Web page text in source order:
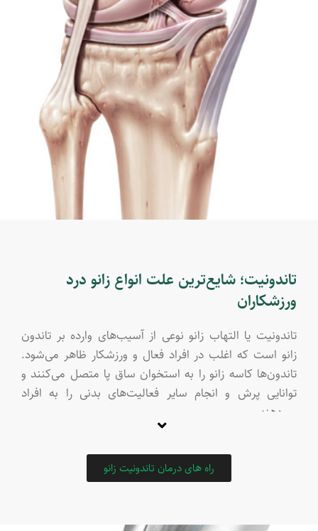
تاندونیت؛ شایع‌ترین علت انواع زانو درد
ورزشکاران
تاندونیت یا التهاب زانو نوعی از آسیب‌های وارد‌ه بر تاندون
زانو است که اغلب در افراد فعال و ورزشکار ظاهر می‌شود.
تاندون‌ها کاسه زانو را به استخوان ساق پا متصل می‌کنند و
توانایی پرش و انجام سایر فعالیت‌های بدنی را به افراد
می‌دهند.
بیماری تاندونیت که اغلب به‌عنوان زانوی دوند‌ه یا جامپر
شناختـه می‌شود، اغلب در پی فعالیت‌های خاصی مانند
دوید‌ن، پرید‌ن یا دوچرخه‌سواری ایجاد می‌شود. از این رو،
راه های درمان تاندونیت زانو